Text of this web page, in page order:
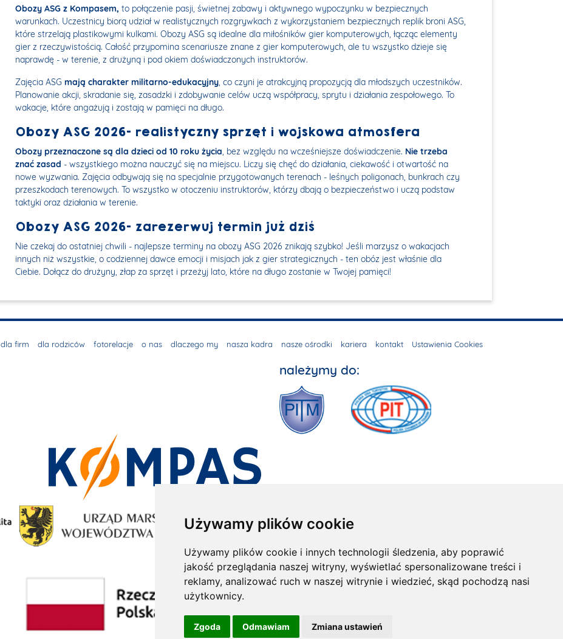
Używamy plików cookie
Używamy plików cookie i innych technologii śledzenia, aby poprawić
jakość przeglądania naszej witryny, wyświetlać spersonalizowane treści i
reklamy, analizować ruch w naszej witrynie i wiedzieć, skąd pochodzą nasi
użytkownicy.
Zgoda Odmawiam Zmiana ustawień
x
Obozy ASG z Kompasem, to połączenie pasji, świetnej zabawy i aktywnego wypoczynku w bezpiecznych
warunkach. Uczestnicy biorą udział w realistycznych rozgrywkach z wykorzystaniem bezpiecznych replik broni ASG,
które strzelają plastikowymi kulkami. Obozy ASG są idealne dla miłośników gier komputerowych, łącząc elementy
gier z rzeczywistością. Całość przypomina scenariusze znane z gier komputerowych, ale tu wszystko dzieje się
naprawdę - w terenie, z drużyną i pod okiem doświadczonych instruktorów.
Zajęcia ASG mają charakter militarno-edukacyjny, co czyni je atrakcyjną propozycją dla młodszych uczestników.
Planowanie akcji, skradanie się, zasadzki i zdobywanie celów uczą współpracy, sprytu i działania zespołowego. To
wakacje, które angażują i zostają w pamięci na długo.
Obozy ASG 2026- realistyczny sprzęt i wojskowa atmosfera
Obozy przeznaczone są dla dzieci od 10 roku życia, bez względu na wcześniejsze doświadczenie. Nie trzeba
znać zasad - wszystkiego można nauczyć się na miejscu. Liczy się chęć do działania, ciekawość i otwartość na
nowe wyzwania. Zajęcia odbywają się na specjalnie przygotowanych terenach - leśnych poligonach, bunkrach czy
przeszkodach terenowych. To wszystko w otoczeniu instruktorów, którzy dbają o bezpieczeństwo i uczą podstaw
taktyki oraz działania w terenie.
Obozy ASG 2026- zarezerwuj termin już dziś
Nie czekaj do ostatniej chwili - najlepsze terminy na obozy ASG 2026 znikają szybko! Jeśli marzysz o wakacjach
innych niż wszystkie, o codziennej dawce emocji i misjach jak z gier strategicznych - ten obóz jest właśnie dla
Ciebie. Dołącz do drużyny, złap za sprzęt i przeżyj lato, które na długo zostanie w Twojej pamięci!
dla firm dla rodziców fotorelacje o nas dlaczego my nasza kadra nasze ośrodki kariera kontakt Ustawienia Cookies
należymy do: